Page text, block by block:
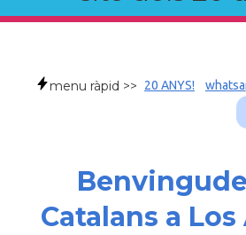
menu ràpid >> 20 ANYS!
Catalans a